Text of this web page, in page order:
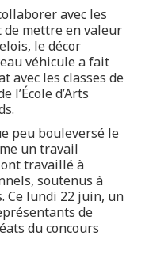
avec les
mettre en valeur
le décor
véhicule a fait
avec les classes de
l’École d’Arts
peu bouleversé le
un travail
ont travaillé à
soutenus à
Ce lundi 22 juin, un
de
du concours